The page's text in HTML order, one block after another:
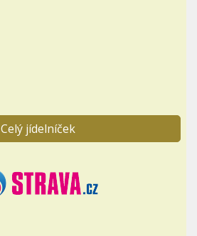
Celý jídelníček